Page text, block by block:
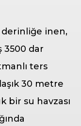
derinliğe inen,
3500 dar
ters
30 metre
bir su havzası